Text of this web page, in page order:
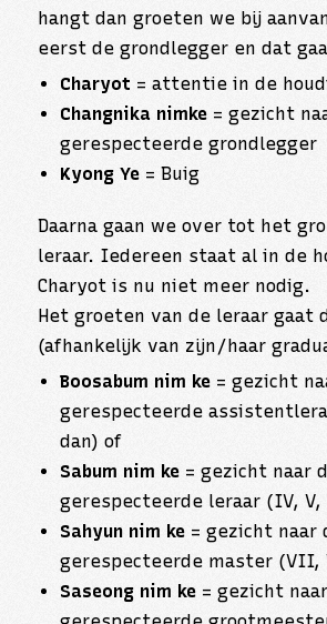
hangt dan groeten we bij
eerst de grondlegger en dat
Charyot = attentie in de
Changnika nimke= gezicht
gerespecteerde grondlegger
Kyong Ye= Buig
Daarna gaan we over tot het
leraar. Iedereen staat al in de
Charyot is nu niet meer nodig.
Het groeten van de leraar gaat
(afhankelijk van zijn/haar
Boosabum nim ke= gezicht
gerespecteerde
dan) of
Sabum nim ke= gezicht naar
gerespecteerde leraar (IV, V,
Sahyun nim ke= gezicht naar
gerespecteerde master
Saseong nim ke= gezicht